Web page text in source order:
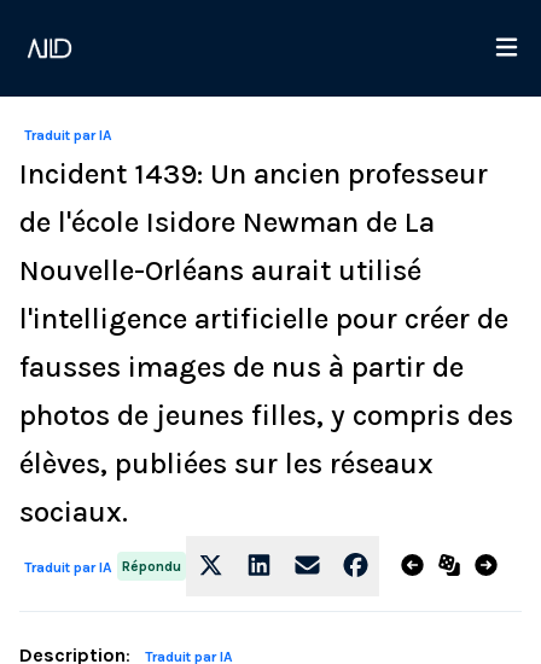
Traduit par IA
Incident 1439: Un ancien professeur
de l'école Isidore Newman de La
Nouvelle-Orléans aurait utilisé
l'intelligence artificielle pour créer de
fausses images de nus à partir de
photos de jeunes filles, y compris des
élèves, publiées sur les réseaux
sociaux.
Traduit par IA Répondu
Description: Traduit par IA